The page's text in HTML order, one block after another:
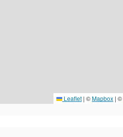
Leaflet | ©Mapbox | ©